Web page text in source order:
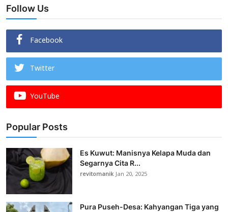
Follow Us
Facebook
Twitter
YouTube
Popular Posts
Es Kuwut: Manisnya Kelapa Muda dan
Segarnya Cita R...
revitomanikJan 20, 2025
Pura Puseh-Desa: Kahyangan Tiga yang